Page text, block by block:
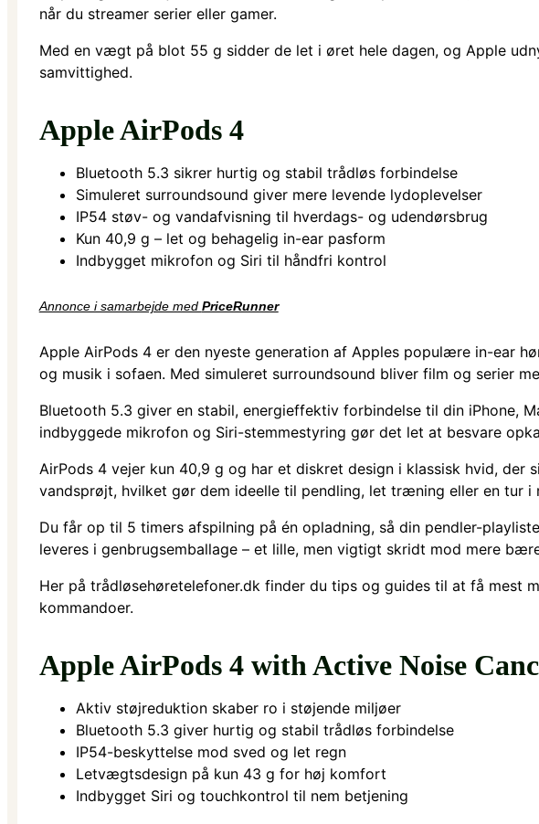
når du streamer serier eller gamer.
Med en vægt på blot 55 g sidder de let i øret hele dagen, og Apple
samvittighed.
Apple AirPods 4
Bluetooth 5.3 sikrer hurtig og stabil trådløs forbindelse
Simuleret surroundsound giver mere levende lydoplevelser
IP54 støv- og vandafvisning til hverdags- og udendørsbrug
Kun 40,9 g – let og behagelig in-ear pasform
Indbygget mikrofon og Siri til håndfri kontrol
Annonce i samarbejde med PriceRunner
Apple AirPods 4 er den nyeste generation af Apples populære in-ear
og musik i sofaen. Med simuleret surroundsound bliver film og serier
Bluetooth 5.3 giver en stabil, energieffektiv forbindelse til din iPhone,
indbyggede mikrofon og Siri-stemmestyring gør det let at besvare
AirPods 4 vejer kun 40,9 g og har et diskret design i klassisk hvid,
vandsprøjt, hvilket gør dem ideelle til pendling, let træning eller en tur i
Du får op til 5 timers afspilning på én opladning, så din pendler-
leveres i genbrugsemballage – et lille, men vigtigt skridt mod mere
Her på trådløsehøretelefoner.dk finder du tips og guides til at få mest
kommandoer.
Apple AirPods 4 with Active Noise
Aktiv støjreduktion skaber ro i støjende miljøer
Bluetooth 5.3 giver hurtig og stabil trådløs forbindelse
IP54-beskyttelse mod sved og let regn
Letvægtsdesign på kun 43 g for høj komfort
Indbygget Siri og touchkontrol til nem betjening